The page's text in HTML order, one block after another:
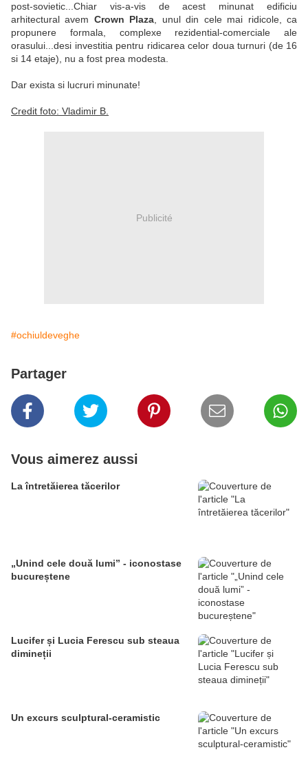
post-sovietic...Chiar vis-a-vis de acest minunat edificiu
arhitectural avem Crown Plaza , unul din cele mai ridicole, ca
propunere formala, complexe rezidential-comerciale ale
orasului...desi investitia pentru ridicarea celor doua turnuri (de 16
si 14 etaje), nu a fost prea modesta.
Dar exista si lucruri minunate!
Credit foto: Vladimir B.
Publicité
#ochiuldeveghe
Partager
Vous aimerez aussi
La întretăierea tăcerilor
„Unind cele două lumi” - iconostase
bucureștene
Lucifer și Lucia Ferescu sub steaua
dimineții
Un excurs sculptural-ceramistic